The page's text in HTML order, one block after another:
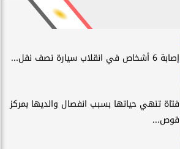
إصابة 6 أشخاص في انقلاب سيارة نصف نقل...
فتاة تنهي حياتها بسبب انفصال والديها بمركز
قوص...